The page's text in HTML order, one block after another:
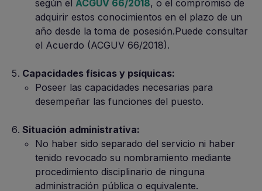
según el ACGUV 66/2018, o el compromiso de
adquirir estos conocimientos en el plazo de un
año desde la toma de posesión.Puede consultar
el Acuerdo (ACGUV 66/2018).
Capacidades físicas y psíquicas:
Poseer las capacidades necesarias para
desempeñar las funciones del puesto.
Situación administrativa:
No haber sido separado del servicio ni haber
tenido revocado su nombramiento mediante
procedimiento disciplinario de ninguna
administración pública o equivalente.